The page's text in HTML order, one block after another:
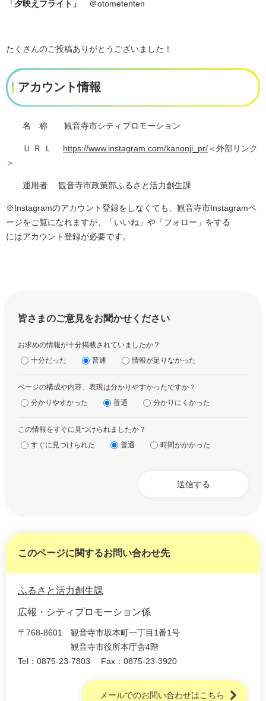
「夕映えフライト 」 ＠otometenten
たくさんのご投稿ありがとうございました！
アカウント情報
名 称 観音寺市シティプロモーション
Ｕ Ｒ Ｌ https://www.instagram.com/kanonji_pr/＜外部リンク
＞
運用者 観音寺市政策部ふるさと活力創生課
※Instagramのアカウント登録をしなくても、観音寺市Instagramペ
ージをご覧になれますが、「いいね」や「フォロー」をする
にはアカウント登録が必要です。
皆さまのご意見をお聞かせください
お求めの情報が十分掲載されていましたか？
十分だった
普通 情報が足りなかった
ページの構成や内容、表現は分かりやすかったですか？
分かりやすかった
普通 分かりにくかった
この情報をすぐに見つけられましたか？
すぐに見つけられた
普通 時間がかかった
このページに関するお問い合わせ先
ふるさと活力創生課
広報・シティプロモーション係
〒768-8601
観音寺市坂本町一丁目1番1号
観音寺市役所本庁舎4階
Tel：0875-23-7803
Fax：0875-23-3920
メールでのお問い合わせはこちら